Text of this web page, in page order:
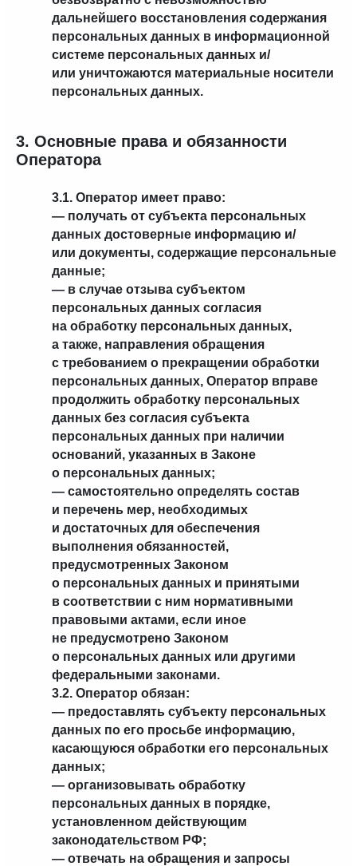
дальнейшего восстановления содержания
персональных данных в информационной
системе персональных данных и/
или уничтожаются материальные носители
персональных данных.
3. Основные права и обязанности
Оператора
3.1. Оператор имеет право:
— получать от субъекта персональных
данных достоверные информацию и/
или документы, содержащие персональные
данные;
— в случае отзыва субъектом
персональных данных согласия
на обработку персональных данных,
а также, направления обращения
с требованием о прекращении обработки
персональных данных, Оператор вправе
продолжить обработку персональных
данных без согласия субъекта
персональных данных при наличии
оснований, указанных в Законе
о персональных данных;
— самостоятельно определять состав
и перечень мер, необходимых
и достаточных для обеспечения
выполнения обязанностей,
предусмотренных Законом
о персональных данных и принятыми
в соответствии с ним нормативными
правовыми актами, если иное
не предусмотрено Законом
о персональных данных или другими
федеральными законами.
3.2. Оператор обязан:
— предоставлять субъекту персональных
данных по его просьбе информацию,
касающуюся обработки его персональных
данных;
— организовывать обработку
персональных данных в порядке,
установленном действующим
законодательством РФ;
— отвечать на обращения и запросы